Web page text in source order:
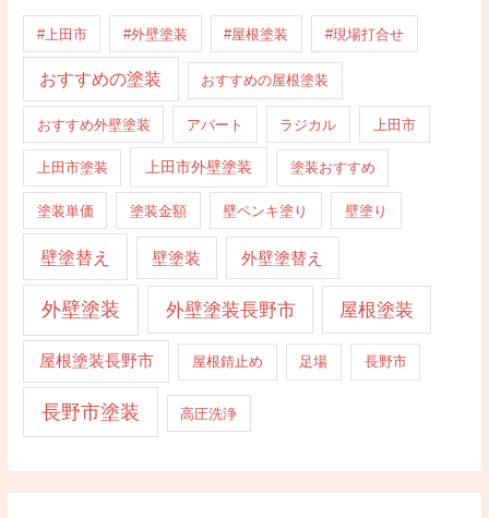
#上田市 #外壁塗装 #屋根塗装 #現場打合せ
おすすめの塗装 おすすめの屋根塗装
おすすめ外壁塗装 アパート ラジカル 上田市
上田市塗装 上田市外壁塗装 塗装おすすめ
塗装単価 塗装金額 壁ペンキ塗り 壁塗り
壁塗替え 壁塗装 外壁塗替え
外壁塗装 外壁塗装長野市 屋根塗装
屋根塗装長野市 屋根錆止め 足場 長野市
長野市塗装 高圧洗浄